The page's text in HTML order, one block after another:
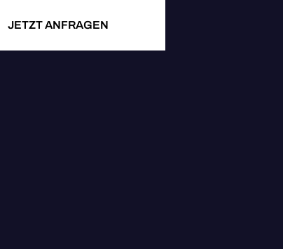
JETZT ANFRAGEN